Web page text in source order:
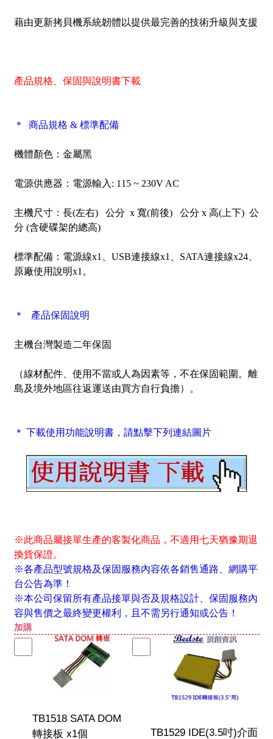
藉由更新拷貝機系統韌體以提供最完善的技術升級與支援
產品規格、保固與說明書下載
＊ 商品規格 & 標準配備
機體顏色：金屬黑
電源供應器：電源輸入: 115 ~ 230V AC
主機尺寸： 長(左右) 公分 x 寬(前後) 公分 x 高(上下) 公
分 (含硬碟架的總高)
標準配備： 電源線x1、USB連接線x1、SATA連接線x24、
原廠使用說明x1。
＊ 產品保固說明
主機台灣製造二年保固
（線材配件、使用不當或人為因素等，不在保固範圍。離
島及境外地區往返運送由買方自行負擔）。
＊ 下載使用功能說明書，請點擊下列連結圖片
※此商品屬接單生產的客製化商品，不適用七天猶豫期退
換貨保證。
※各產品型號規格及保固服務內容依各銷售通路、網購平
台公告為準！
※本公司保留所有產品接單與否及規格設計、保固服務內
容與售價之最終變更權利，且不需另行通知或公告！
加購
TB1518 SATA DOM
轉接板 x1個
TB1529 IDE(3.5吋)介面